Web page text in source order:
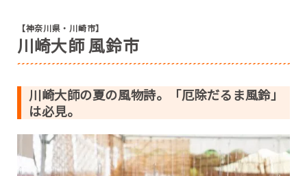
【神奈川県・川崎市】
川崎大師 風鈴市
川崎大師の夏の風物詩。「厄除だるま風鈴」
は必見。